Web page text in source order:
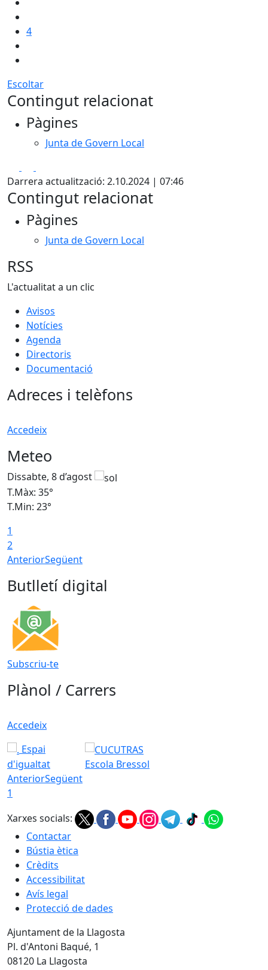
4
Escoltar
Contingut relacionat
Pàgines
Junta de Govern Local
Darrera actualització: 2.10.2024 | 07:46
Contingut relacionat
Pàgines
Junta de Govern Local
RSS
L'actualitat a un clic
Avisos
Notícies
Agenda
Directoris
Documentació
Adreces i telèfons
Accedeix
Meteo
Dissabte, 8 d’agost
T.Màx: 35°
T.Min: 23°
1
2
AnteriorSegüent
Butlletí digital
Subscriu-te
Plànol / Carrers
Accedeix
Espai
d'igualtat
Escola Bressol
AnteriorSegüent
1
Xarxes socials:
Contactar
Bústia ètica
Crèdits
Accessibilitat
Avís legal
Protecció de dades
Ajuntament de la Llagosta
Pl. d'Antoni Baqué, 1
08120 La Llagosta